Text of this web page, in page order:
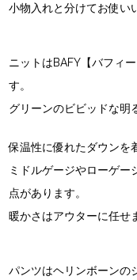
小物入れと分けてお使い
ニットはBAFY【バフィ
す。
グリーンのビビッドな明
保温性に優れたダウンを
ミドルゲージやローゲー
点があります。
暖かさはアウターに任せ
パンツはヘリンボーンの